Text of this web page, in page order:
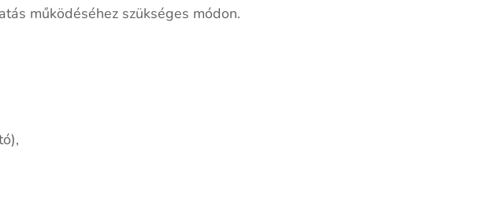
működéséhez szükséges módon.